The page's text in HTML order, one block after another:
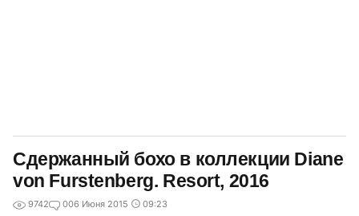
Сдержанный бохо в коллекции Diane
von Furstenberg. Resort, 2016
9742 006 Июня 2015 09:23